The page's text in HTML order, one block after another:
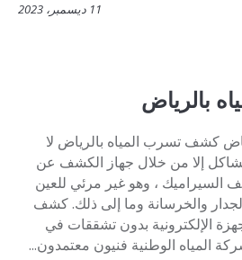
11 ديسمبر، 2023
بالرياض
كشف تسرب المياه بالرياض لا
إلا من خلال جهاز الكشف عن
السيراميك ، وهو غير مرئي للعين
والخرسانة وما إلى ذلك. كشف
الإلكترونية بدون تشققات في
المياه الوطنية فنيون معتمدون...